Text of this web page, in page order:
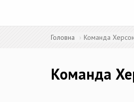
Головна Команда
Команда